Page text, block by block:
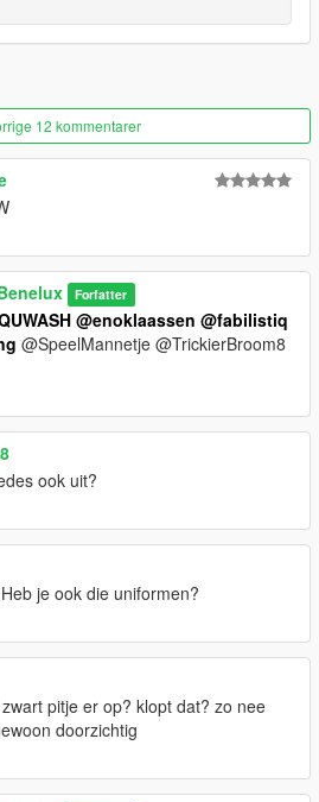
12 kommentarer
Forfatter
@enoklaassen @fabilistiq
@SpeelMannetje @TrickierBroom8
ook uit?
je ook die uniformen?
pitje er op? klopt dat? zo nee
doorzichtig